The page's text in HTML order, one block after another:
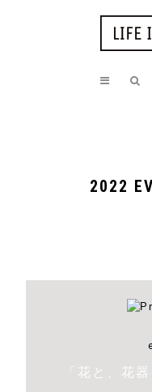
2022
「花と、花